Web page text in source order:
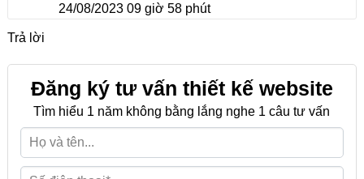
24/08/2023 09 giờ 58 phút
Trả lời
Đăng ký tư vấn thiết kế website
Tìm hiểu 1 năm không bằng lắng nghe 1 câu tư vấn